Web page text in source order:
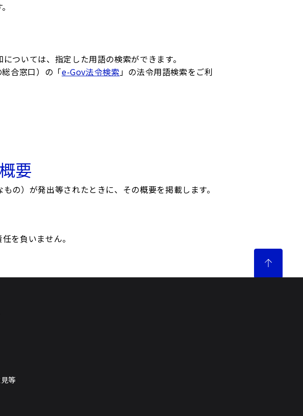
いては、指定した用語の検索ができます。
合窓口）の「e-Gov法令検索」の法令用語検索をご利
要
）が発出等されたときに、その概要を掲載します。
を負いません。
等